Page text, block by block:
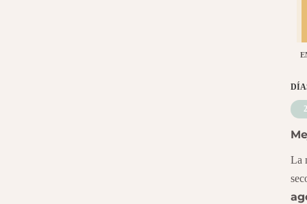
La